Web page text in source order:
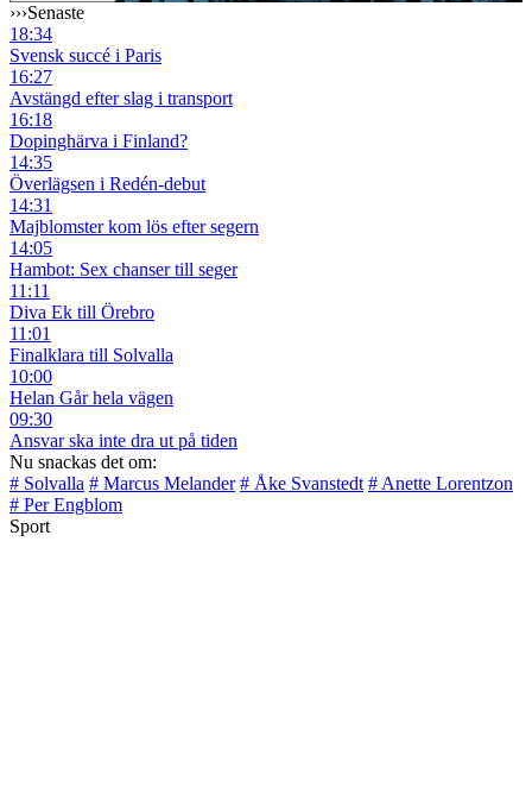
›››Senaste
18:34
Svensk succé i Paris
16:27
Avstängd efter slag i transport
16:18
Dopinghärva i Finland?
14:35
Överlägsen i Redén-debut
14:31
Majblomster kom lös efter segern
14:05
Hambot: Sex chanser till seger
11:11
Diva Ek till Örebro
11:01
Finalklara till Solvalla
10:00
Helan Går hela vägen
09:30
Ansvar ska inte dra ut på tiden
Nu snackas det om:
# Solvalla # Marcus Melander # Åke Svanstedt # Anette Lorentzon
# Per Engblom
Sport